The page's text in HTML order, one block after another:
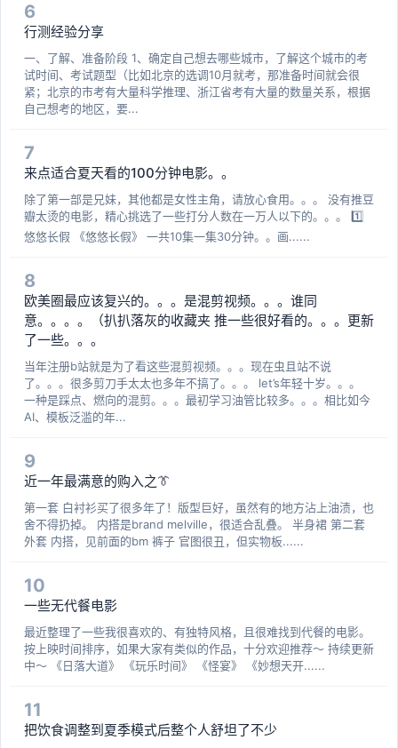
6
行测经验分享
一、了解、准备阶段 1、确定自己想去哪些城市，了解这个城市的考
试时间、考试题型（比如北京的选调10月就考，那准备时间就会很
紧；北京的市考有大量科学推理、浙江省考有大量的数量关系，根据
自己想考的地区，要...
7
来点适合夏天看的100分钟电影。。
除了第一部是兄妹，其他都是女性主角，请放心食用。。。 没有推豆
瓣太烫的电影，精心挑选了一些打分人数在一万人以下的。。。 1️⃣
悠悠长假 《悠悠长假》 一共10集一集30分钟。。画......
8
欧美圈最应该复兴的。。。是混剪视频。。。谁同
意。。。。（扒扒落灰的收藏夹 推一些很好看的。。。更新
了一些。。。
当年注册b站就是为了看这些混剪视频。。。现在虫且站不说
了。。。很多剪刀手太太也多年不搞了。。。 let’s年轻十岁。。。
一种是踩点、燃向的混剪。。。最初学习油管比较多。。。相比如今
AI、模板泛滥的年...
9
近一年最满意的购入之👔
第一套 白衬衫买了很多年了！版型巨好，虽然有的地方沾上油渍，也
舍不得扔掉。 内搭是brand melville，很适合乱叠。 半身裙 第二套
外套 内搭，见前面的bm 裤子 官图很丑，但实物板......
10
一些无代餐电影
最近整理了一些我很喜欢的、有独特风格，且很难找到代餐的电影。
按上映时间排序，如果大家有类似的作品，十分欢迎推荐～ 持续更新
中～ 《日落大道》 《玩乐时间》 《怪宴》 《妙想天开......
11
把饮食调整到夏季模式后整个人舒坦了不少